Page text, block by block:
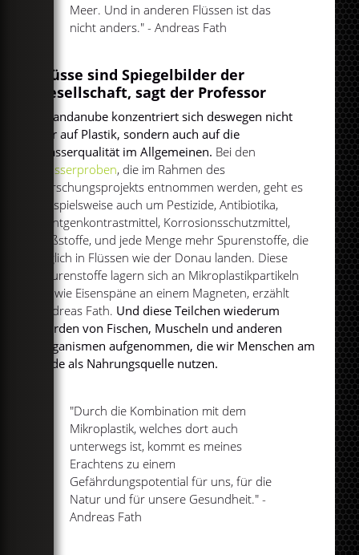
Meer. Und in anderen Flüssen ist das
nicht anders." - Andreas Fath
Flüsse sind Spiegelbilder der
Gesellschaft, sagt der Professor
cleandanube konzentriert sich deswegen nicht
nur auf Plastik, sondern auch auf die
Wasserqualität im Allgemeinen. Bei den
Wasserproben, die im Rahmen des
Forschungsprojekts entnommen werden, geht es
beispielsweise auch um Pestizide, Antibiotika,
Röntgenkontrastmittel, Korrosionsschutzmittel,
Süßstoffe, und jede Menge mehr Spurenstoffe, die
täglich in Flüssen wie der Donau landen. Diese
Spurenstoffe lagern sich an Mikroplastikpartikeln
an wie Eisenspäne an einem Magneten, erzählt
Andreas Fath. Und diese Teilchen wiederum
werden von Fischen, Muscheln und anderen
Organismen aufgenommen, die wir Menschen am
Ende als Nahrungsquelle nutzen.
"Durch die Kombination mit dem
Mikroplastik, welches dort auch
unterwegs ist, kommt es meines
Erachtens zu einem
Gefährdungspotential für uns, für die
Natur und für unsere Gesundheit." -
Andreas Fath